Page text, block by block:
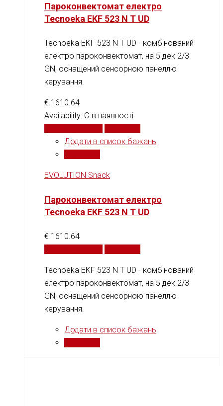
Пароконвектомат електро
Tecnoeka EKF 523 N T UD
Tecnoeka EKF 523 N T UD - комбінований
електро пароконвектомат, на 5 дек 2/3
GN, оснащений сенсорною панеллю
керування.
€ 1610.64
Availability: Є в наявності
Додати в список бажань
EVOLUTION Snack
Пароконвектомат електро
Tecnoeka EKF 523 N T UD
€ 1610.64
Tecnoeka EKF 523 N T UD - комбінований
електро пароконвектомат, на 5 дек 2/3
GN, оснащений сенсорною панеллю
керування.
Додати в список бажань